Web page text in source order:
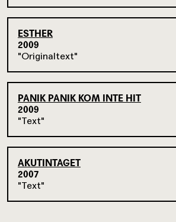
ESTHER
2009
Originaltext
PANIK PANIK KOM INTE HIT
2009
Text
AKUTINTAGET
2007
Text